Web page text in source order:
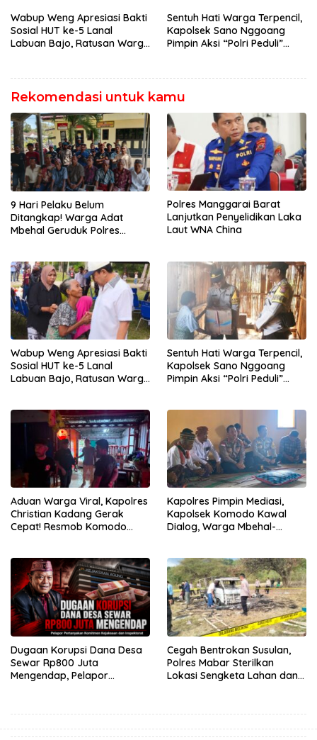
Penegakan Hukum Kapolres
Wabup Weng Apresiasi Bakti
Sosial HUT ke-5 Lanal
Labuan Bajo, Ratusan Warga
Gratis
Sentuh Hati Warga Terpencil,
Kapolsek Sano Nggoang
Pimpin Aksi “Polri Peduli”
Rekomendasi untuk kamu
9 Hari Pelaku Belum
Ditangkap! Warga Adat
Mbehal Geruduk Polres
Polres Manggarai Barat
Lanjutkan Penyelidikan Laka
Laut WNA China
Wabup Weng Apresiasi Bakti
Sosial HUT ke-5 Lanal
Labuan Bajo, Ratusan Warga
Gratis
Sentuh Hati Warga Terpencil,
Kapolsek Sano Nggoang
Pimpin Aksi “Polri Peduli”
Aduan Warga Viral, Kapolres
Christian Kadang Gerak
Cepat! Resmob Komodo
Kapolres Pimpin Mediasi,
Kapolsek Komodo Kawal
Dialog, Warga Mbehal-
Dugaan Korupsi Dana Desa
Sewar Rp800 Juta
Mengendap, Pelapor
Cegah Bentrokan Susulan,
Polres Mabar Sterilkan
Lokasi Sengketa Lahan dan